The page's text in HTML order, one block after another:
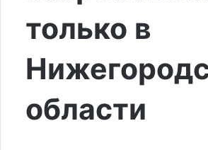
только в
области